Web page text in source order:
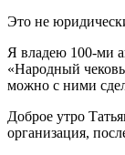
Это не
Я владею 100-ми
«Народный
можно с ними
Доброе утро
организация,